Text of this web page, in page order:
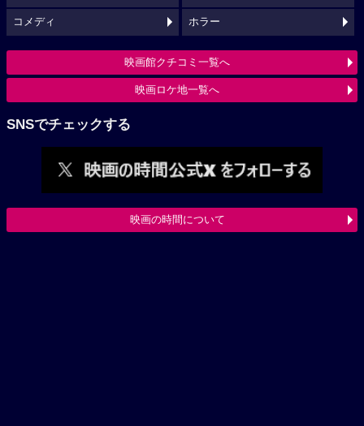
コメディ ホラー
映画館クチコミ一覧へ
映画ロケ地一覧へ
SNSでチェックする
映画の時間について